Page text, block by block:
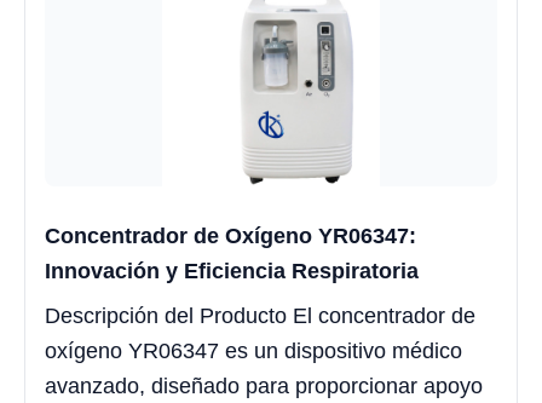
Concentrador de Oxígeno YR06347:
Innovación y Eficiencia Respiratoria
Descripción del Producto El concentrador de
oxígeno YR06347 es un dispositivo médico
avanzado, diseñado para proporcionar apoyo